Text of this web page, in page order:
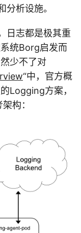
析设施。
日志都是极其重
统Borg启发而
少不了对
“中，官方概
Logging方案，
构：